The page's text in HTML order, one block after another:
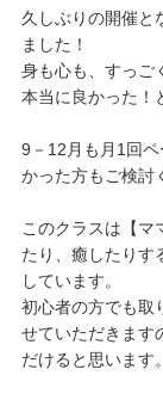
久しぶりの開催と
ました！
身も心も、すっご
本当に良かった！
9－12月も月1回
かった方もご検討
このクラスは【マ
たり、癒したりす
しています。
初心者の方でも取
せていただきます
だけると思います。